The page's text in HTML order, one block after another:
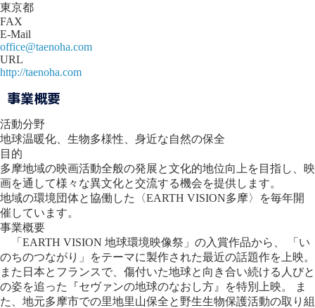
東京都
FAX
E-Mail
office@taenoha.com
URL
http://taenoha.com
事業概要
活動分野
地球温暖化、生物多様性、身近な自然の保全
目的
多摩地域の映画活動全般の発展と文化的地位向上を目指し、映
画を通して様々な異文化と交流する機会を提供します。
地域の環境団体と協働した〈EARTH VISION多摩〉を毎年開
催しています。
事業概要
「EARTH VISION 地球環境映像祭」の入賞作品から、 「い
のちのつながり」をテーマに製作された最近の話題作を上映。
また日本とフランスで、傷付いた地球と向き合い続ける人びと
の姿を追った『セヴァンの地球のなおし方』を特別上映。 ま
た、地元多摩市での里地里山保全と野生生物保護活動の取り組